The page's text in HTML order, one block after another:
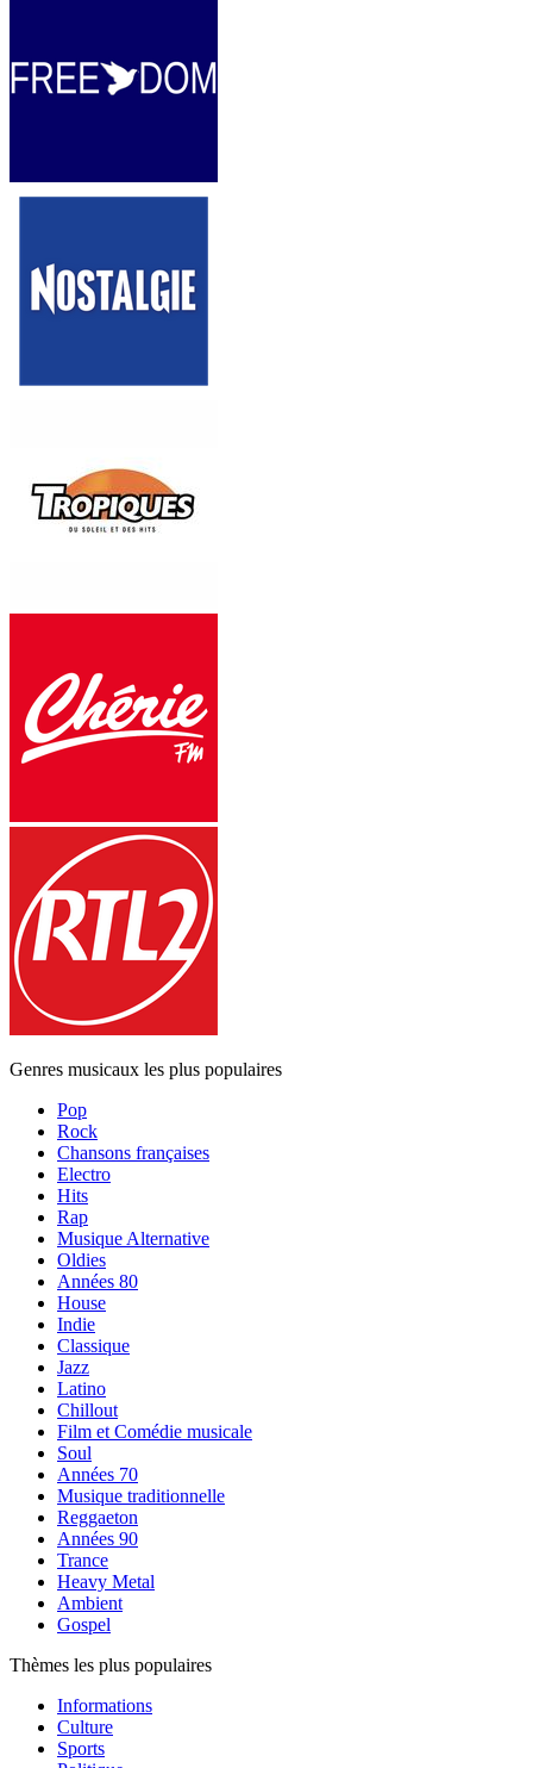
Genres musicaux les plus populaires
Pop
Rock
Chansons françaises
Electro
Hits
Rap
Musique Alternative
Oldies
Années 80
House
Indie
Classique
Jazz
Latino
Chillout
Film et Comédie musicale
Soul
Années 70
Musique traditionnelle
Reggaeton
Années 90
Trance
Heavy Metal
Ambient
Gospel
Thèmes les plus populaires
Informations
Culture
Sports